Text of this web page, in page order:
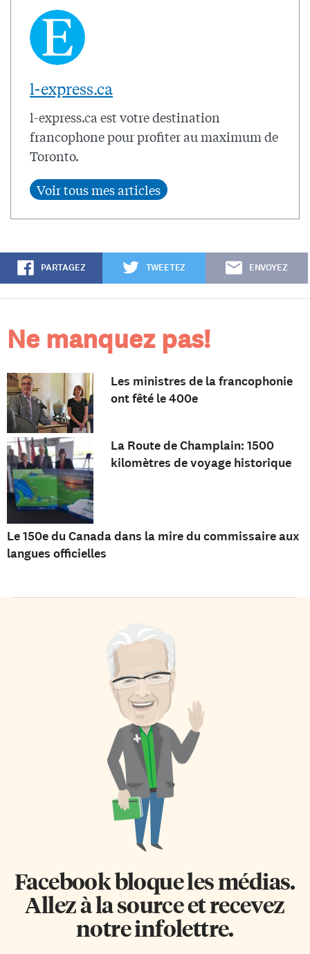
l-express.ca
l-express.ca est votre destination
francophone pour profiter au maximum de
Toronto.
PARTAGEZ TWEETEZ ENVOYEZ
Ne manquez pas!
Les ministres de la francophonie
ont fêté le 400e
La Route de Champlain: 1500
kilomètres de voyage historique
Le 150e du Canada dans la mire du commissaire aux
langues officielles
Facebook bloque les médias.
Allez à la source et recevez
notre infolettre.